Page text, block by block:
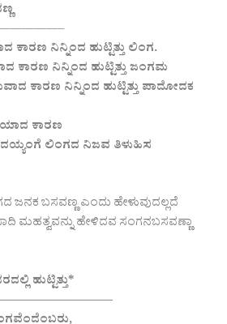
ಕಾರಣ ನಿನ್ನಿಂದ ಹುಟ್ಟಿತ್ತು ಲಿಂಗ.
ಕಾರಣ ನಿನ್ನಿಂದ ಹುಟ್ಟಿತ್ತು ಜಂಗಮ
ಕಾರಣ ನಿನ್ನಿಂದ ಹುಟ್ಟಿತ್ತು ಪಾದೋದಕ
ಕಾರಣ
ಲಿಂಗದ ನಿಜವ ತಿಳುಹಿಸ
ಜನಕ ಬಸವಣ್ಣ ಎಂದು ಹೇಳುವುದಲ್ಲದೆ
ಮಹತ್ವವನ್ನು ಹೇಳಿದವ ಸಂಗನಬಸವಣ್ಣಾ
ಹುಟ್ಟಿತ್ತು*